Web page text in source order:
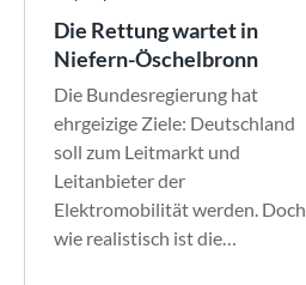
Die Rettung wartet in
Niefern-Öschelbronn
Die Bundesregierung hat
ehrgeizige Ziele: Deutschland
soll zum Leitmarkt und
Leitanbieter der
Elektromobilität werden. Doch
wie realistisch ist die…